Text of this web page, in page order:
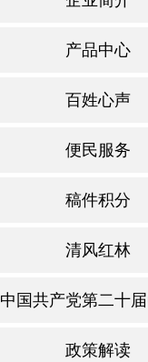
产品中心
百姓心声
便民服务
稿件积分
清风红林
中国共产党第二十
政策解读